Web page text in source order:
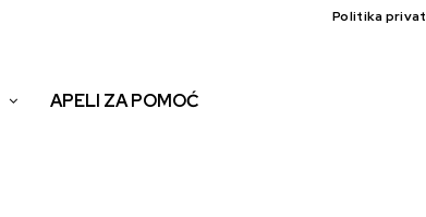
Politika
APELI ZA POMOĆ